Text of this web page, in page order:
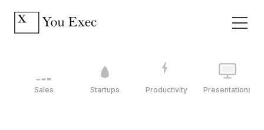
Sales Startups Productivity Presentations